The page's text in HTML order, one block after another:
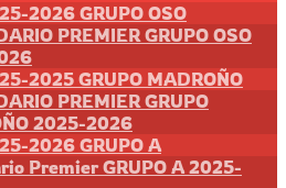
2026 GRUPO OSO
PREMIER GRUPO OSO
2025 GRUPO MADROÑO
PREMIER GRUPO
2025-2026
2026 GRUPO A
Premier GRUPO A 2025-